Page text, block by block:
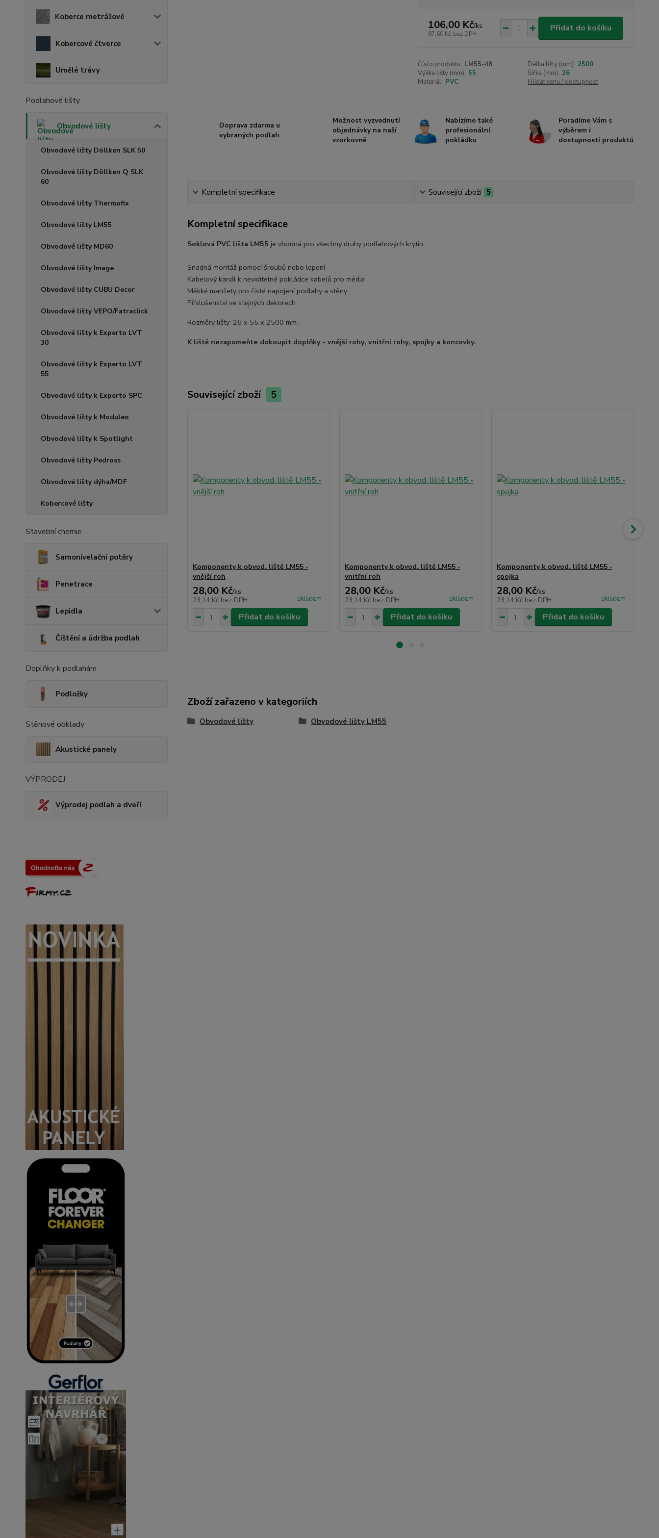
Koberce metrážové
Kobercové čtverce
Umělé trávy
Podlahové lišty
Obvodové lišty
Obvodové lišty Döllken SLK 50
Obvodové lišty Döllken Q SLK
60
Obvodové lišty Thermofix
Obvodové lišty LM55
Obvodové lišty MD60
Obvodové lišty Image
Obvodové lišty CUBU Decor
Obvodové lišty VEPO/Fatraclick
Obvodové lišty k Experto LVT
30
Obvodové lišty k Experto LVT
55
Obvodové lišty k Experto SPC
Obvodové lišty k Moduleo
Obvodové lišty k Spotlight
Obvodové lišty Pedross
Obvodové lišty dýha/MDF
Kobercové lišty
Stavební chemie
Samonivelační potěry
Penetrace
Lepidla
Čištění a údržba podlah
Doplňky k podlahám
Podložky
Stěnové obklady
Akustické panely
VÝPRODEJ
Výprodej podlah a dveří
106,00 Kč/ks
87,60 Kč bez DPH
Přidat do košíku
Číslo produktu: LM55-48 Délka lišty (mm): 2500
Výška lišty (mm): 55 Šířka (mm): 26
Materiál: PVC Hlídat cenu / dostupnost
Doprava zdarma u
vybraných podlah
Možnost vyzvednutí
objednávky na naší
vzorkovně
Nabízíme také
profesionální
pokládku
Poradíme Vám s
výběrem i
dostupností produktů
Kompletní specifikace Související zboží 5
Kompletní specifikace
Soklová PVC lišta LM55 je vhodná pro všechny druhy podlahových krytin.
Snadná montáž pomocí šroubů nebo lepení
Kabelový kanál k neviditelné pokládce kabelů pro média
Měkké manžety pro čisté napojení podlahy a stěny
Příslušenství ve stejných dekorech
Rozměry lišty: 26 x 55 x 2500 mm.
K liště nezapomeňte dokoupit doplňky - vnější rohy, vnitřní rohy, spojky a koncovky.
Související zboží 5
Komponenty k obvod. liště LM55 -
vnější roh
28,00 Kč/ks
23,14 Kč bez DPH skladem
Přidat do košíku
Komponenty k obvod. liště LM55 -
vnitřní roh
28,00 Kč/ks
23,14 Kč bez DPH skladem
Přidat do košíku
Komponenty k obvod. liště LM55 -
spojka
28,00 Kč/ks
23,14 Kč bez DPH skladem
Přidat do košíku
Zboží zařazeno v kategoriích
Obvodové lišty Obvodové lišty LM55